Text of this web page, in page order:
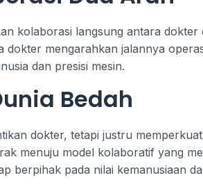
kolaborasi langsung antara
mengarahkan jalannya
dan presisi mesin.
Bedah
dokter, tetapi justru
menuju model kolaboratif yang
berpihak pada nilai kemanusiaan